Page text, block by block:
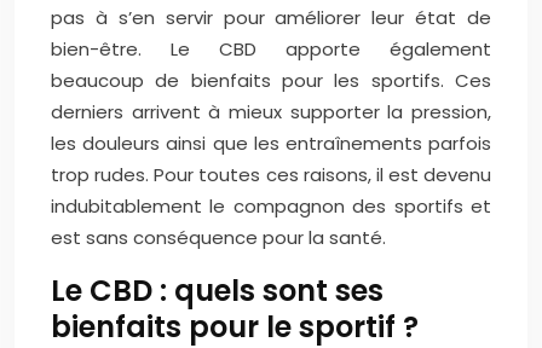
pas à s’en servir pour améliorer leur état de
bien-être. Le CBD apporte également
beaucoup de bienfaits pour les sportifs. Ces
derniers arrivent à mieux supporter la pression,
les douleurs ainsi que les entraînements parfois
trop rudes. Pour toutes ces raisons, il est devenu
indubitablement le compagnon des sportifs et
est sans conséquence pour la santé.
Le CBD : quels sont ses
bienfaits pour le sportif ?